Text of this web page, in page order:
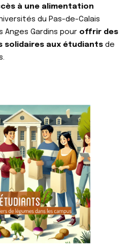
à une alimentation
du Pas-de-Calais
Gardins pour offrir des
solidaires aux étudiants de